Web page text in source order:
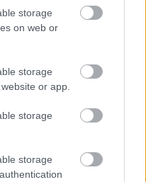
storage
on web or
storage
or app.
storage
storage
és a karajt
a húsokat, a
a füstölt
Adjuk hozzá
citromhéjat és
órára a hűtőbe.